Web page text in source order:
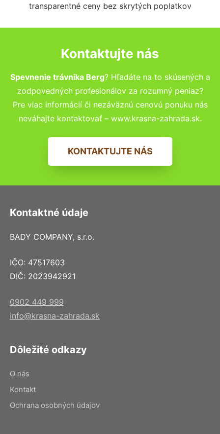
transparentné ceny bez skrytých poplatkov
Kontaktujte nás
Spevnenie trávnika Berg? Hľadáte na to skúsených a
zodpovedných profesionálov za rozumný peniaz?
Pre viac informácií či nezáväznú cenovú ponuku nás
neváhajte kontaktovať – www.krasna-zahrada.sk.
KONTAKTUJTE NÁS
Kontaktné údaje
BADY COMPANY, s.r.o.
IČO: 47517603
DIČ: 2023942921
0902 449 999
info@krasna-zahrada.sk
Dôležité odkazy
O nás
Kontakt
Ochrana osobných údajov